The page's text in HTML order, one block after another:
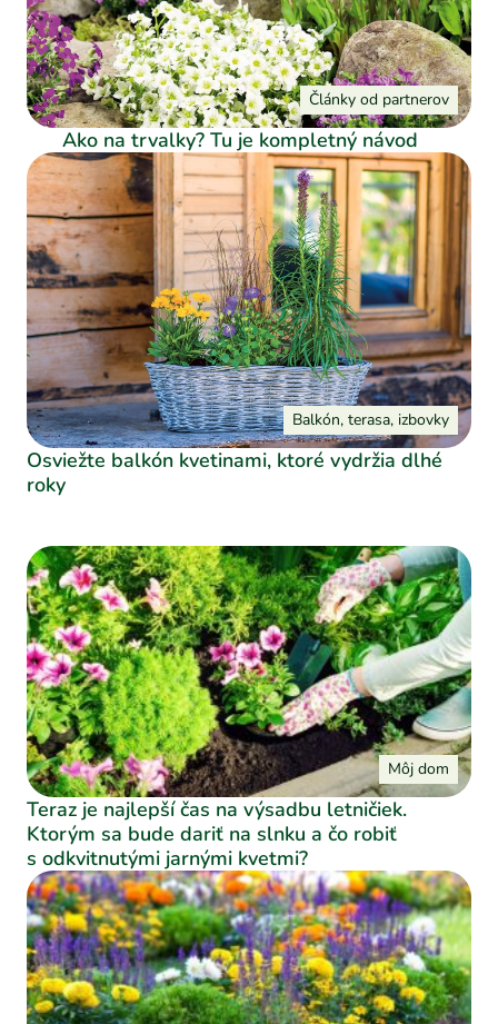
Články od partnerov
Ako na trvalky? Tu je kompletný návod
Balkón, terasa, izbovky
Osviežte balkón kvetinami, ktoré vydržia dlhé
roky
Môj dom
Teraz je najlepší čas na výsadbu letničiek.
Ktorým sa bude dariť na slnku a čo robiť
s odkvitnutými jarnými kvetmi?